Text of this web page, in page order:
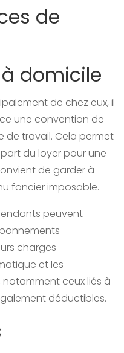
de
domicile
de chez eux, il
une convention de
de travail. Cela permet
du loyer pour une
de garder à
foncier imposable.
peuvent
charges
et les
ceux liés à
déductibles.